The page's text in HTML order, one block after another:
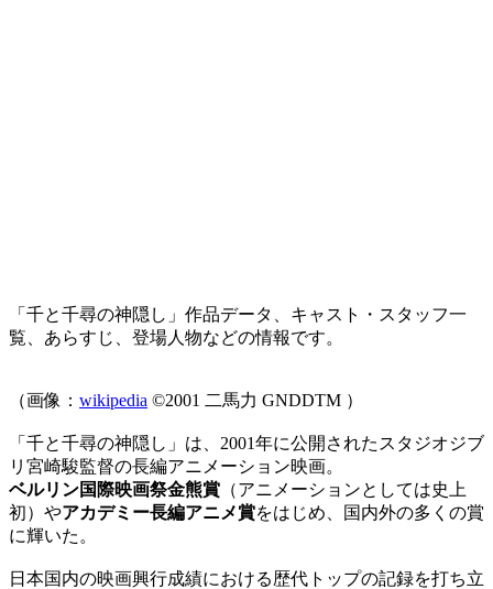
「千と千尋の神隠し」作品データ、キャスト・スタッフ一
覧、あらすじ、登場人物などの情報です。
（画像： wikipedia ©2001 二馬力 GNDDTM ）
「千と千尋の神隠し」は、2001年に公開されたスタジオジブ
リ宮崎駿監督の長編アニメーション映画。
ベルリン国際映画祭金熊賞 （アニメーションとしては史上
初）やアカデミー長編アニメ賞をはじめ、国内外の多くの賞
に輝いた。
日本国内の映画興行成績における歴代トップの記録を打ち立